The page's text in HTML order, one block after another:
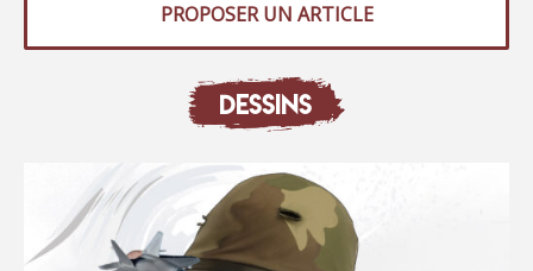
PROPOSER UN ARTICLE
DESSINS